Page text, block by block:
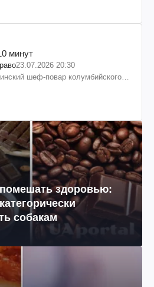
минут
23.07.2026 20:30
шеф-повар колумбийского
здоровью:
собакам